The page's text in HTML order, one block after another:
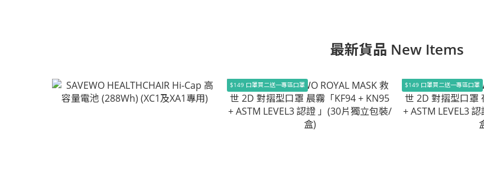
最新貨品 New Items
$149 口罩買二送一專區口罩 $149 口罩買二送一專區口罩